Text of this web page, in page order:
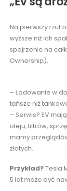
Na pierwszy rzut
wyższe niż ich
spojrzenie na
Ownership).
– Ładowanie w
tańsze niż
– Serwis? EV
oleju, filtrów,
mamy
złotych.
Przykład?Tesla
5 lat może być